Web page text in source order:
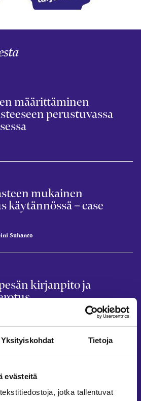
Yksityiskohdat Tietoja
evästeitä
jotka tallentuvat
määrittäminen
perustuvassa
mukainen
käytännössä – case
Suhanto
kirjanpito ja
– vastuut, aineisto ja